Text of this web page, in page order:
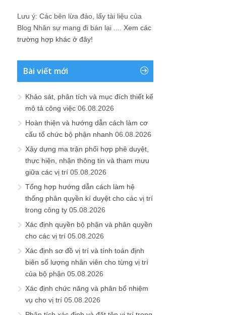
Lưu ý: Các bên lừa đảo, lấy tài liệu của
Blog Nhân sự mang đi bán lại .... Xem các
trường hợp khác ở đây!
Bài viết mới
Khảo sát, phân tích và mục đích thiết kế
mô tả công việc 06.08.2026
Hoàn thiện và hướng dẫn cách làm cơ
cấu tổ chức bộ phận nhanh 06.08.2026
Xây dựng ma trận phối hợp phê duyệt,
thực hiện, nhận thông tin và tham mưu
giữa các vị trí 05.08.2026
Tổng hợp hướng dẫn cách làm hệ
thống phân quyền kí duyệt cho các vị trí
trong công ty 05.08.2026
Xác định quyền bộ phận và phân quyền
cho các vị trí 05.08.2026
Xác định sơ đồ vị trí và tính toán định
biên số lượng nhân viên cho từng vị trí
của bộ phận 05.08.2026
Xác định chức năng và phân bổ nhiệm
vụ cho vị trí 05.08.2026